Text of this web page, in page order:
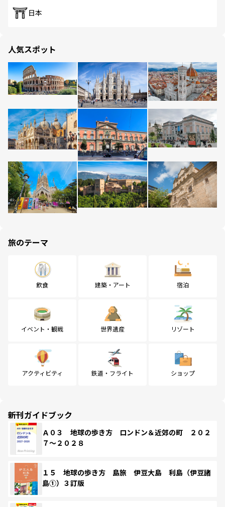
日本
人気スポット
旅のテーマ
飲食 建築・アート 宿泊
イベント・観戦 世界遺産 リゾート
アクティビティ 鉄道・フライト ショップ
新刊ガイドブック
Ａ０３ 地球の歩き方 ロンドン＆近郊の町 ２０２
７～２０２８
１５ 地球の歩き方 島旅 伊豆大島 利島（伊豆諸
島①）３訂版